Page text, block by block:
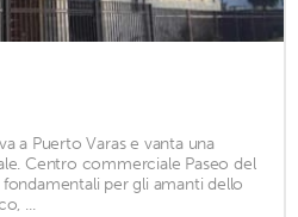
a Puerto Varas e vanta una
Centro commerciale Paseo del
per gli amanti dello
...